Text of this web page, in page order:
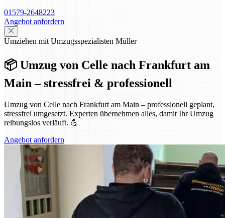
01579-2648223
Angebot anfordern
Umziehen mit Umzugsspezialisten Müller
📦 Umzug von Celle nach Frankfurt am
Main – stressfrei & professionell
Umzug von Celle nach Frankfurt am Main – professionell geplant,
stressfrei umgesetzt. Experten übernehmen alles, damit Ihr Umzug
reibungslos verläuft. 💪
Angebot anfordern